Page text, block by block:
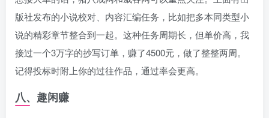
版社发布的小说校对、内容汇编任务，比如把多本同类型小
说的精彩章节整合到一起。这种任务周期长，但单价高，我
接过一个3万字的抄写订单，赚了4500元，做了整整两周。
记得投标时附上你的过往作品，通过率会更高。
八、趣闲赚